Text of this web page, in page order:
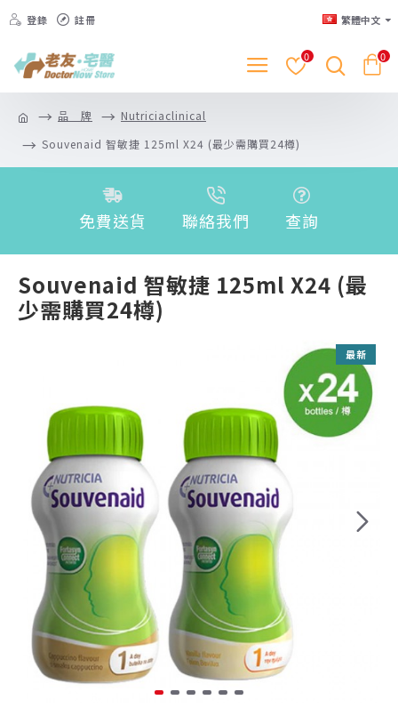
登錄 註冊 繁體中文
0 0
品 牌
Nutriciaclinical
Souvenaid 智敏捷 125ml X24 (最少需購買24樽)
免費送貨 聯絡我們 查詢
Souvenaid 智敏捷 125ml X24 (最
少需購買24樽)
最新